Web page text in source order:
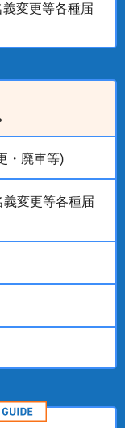
変更等各種届
・廃車等)
変更等各種届